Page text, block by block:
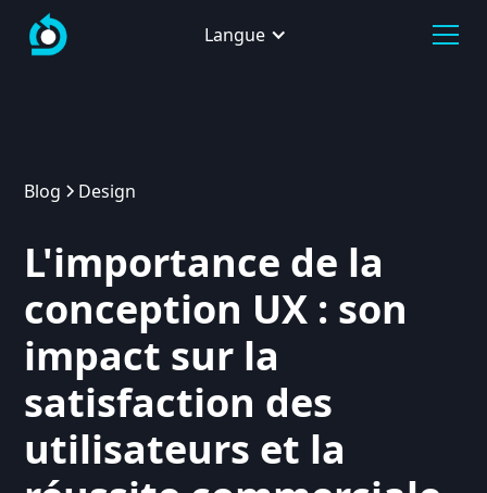
Langue
Blog Design
L'importance de la
conception UX : son
impact sur la
satisfaction des
utilisateurs et la